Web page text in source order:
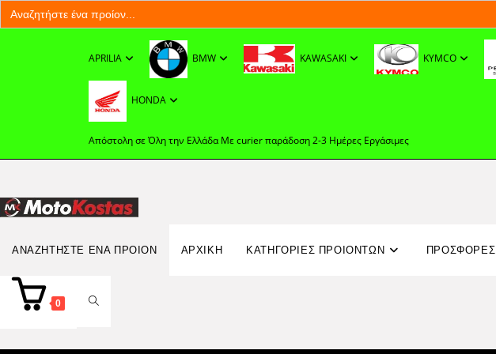
Search
for:
APRILIA BMW KAWASAKI KYMCO
HONDA
Απόστολη σε Όλη την Ελλάδα Με curier παράδοση 2-3 Ημέρες Εργάσιμες
ΑΝΑΖΗΤΉΣΤΕ ΈΝΑ ΠΡΟΊΟΝ
Search
for: ΑΡΧΙΚΉ ΚΑΤΗΓΟΡΙΕΣ ΠΡΟΙΟΝΤΩΝ ΠΡΟΣΦΟΡΈΣ
0 TOGGLE